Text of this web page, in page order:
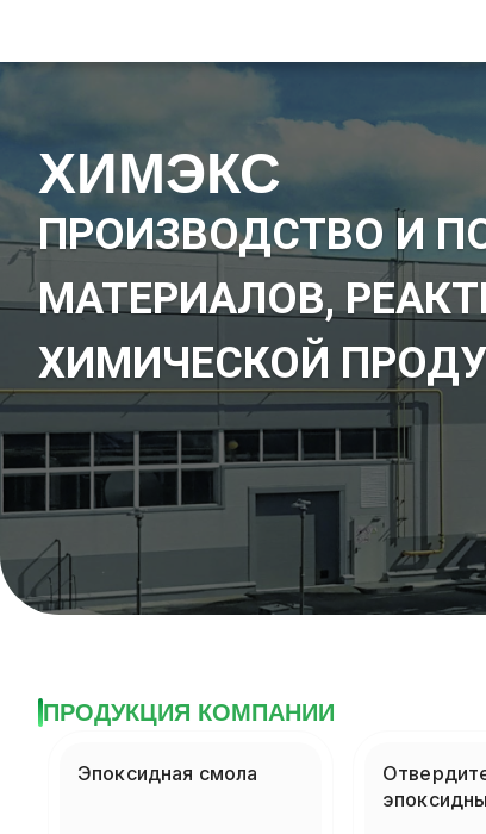
ХИМЭКС
ПРОИЗВОДСТВО И
МАТЕРИАЛОВ,
ХИМИЧЕСКОЙ
ПРОДУКЦИЯ КОМПАНИИ
Эпоксидная смола